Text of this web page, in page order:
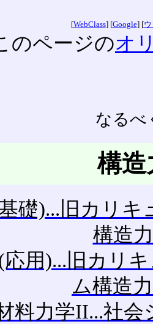
[WebClass] [Google] [ウ
のページのオ
なるべ
構造
礎)...旧カリ
構造
用)...旧カリ
ム構造
料力学II...社会